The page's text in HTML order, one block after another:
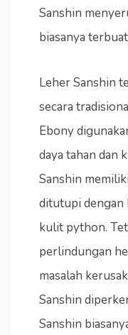
Sanshin
biasanya
Leher Sanshin
secara
Ebony
daya tahan dan
Sanshin
ditutupi dengan
kulit python.
perlindungan
masalah
Sanshin
Sanshin